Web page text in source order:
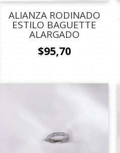
ALIANZA RODINADO
ESTILO BAGUETTE
ALARGADO
$95,70